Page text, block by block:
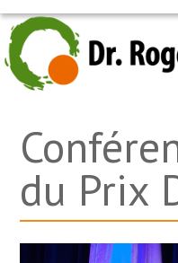
Skip
to
content
OPEN
MOBILE
MENU
CLOSE
MOBILE
MENU
du Prix